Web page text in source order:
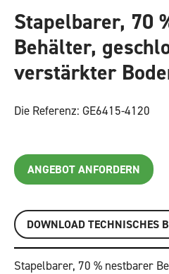
Stapelbarer, 70
Behälter,
verstärkter
Die Referenz: GE6415-4120
ANGEBOT ANFORDERN
DOWNLOAD TECHNISCHES
Stapelbarer, 70 % nestbarer